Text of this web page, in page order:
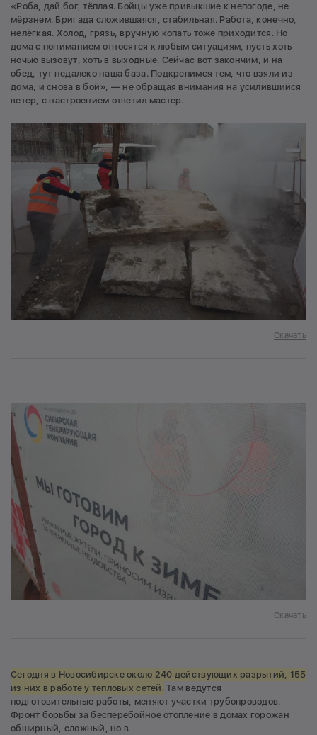
«Роба, дай бог, тёплая. Бойцы уже привыкшие к непогоде, не
мёрзнем. Бригада сложившаяся, стабильная. Работа, конечно,
нелёгкая. Холод, грязь, вручную копать тоже приходится. Но
дома с пониманием относятся к любым ситуациям, пусть хоть
ночью вызовут, хоть в выходные. Сейчас вот закончим, и на
обед, тут недалеко наша база. Подкрепимся тем, что взяли из
дома, и снова в бой», — не обращая внимания на усилившийся
ветер, с настроением ответил мастер.
Скачать
Скачать
Сегодня в Новосибирске около 240 действующих разрытий, 155
из них в работе у тепловых сетей.Там ведутся
подготовительные работы, меняют участки трубопроводов.
Фронт борьбы за бесперебойное отопление в домах горожан
обширный, сложный, но в